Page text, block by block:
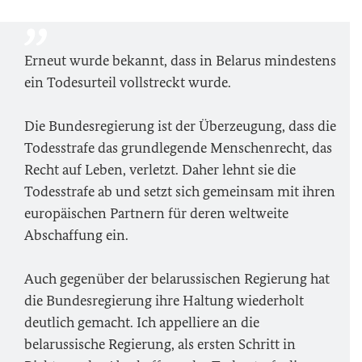
Erneut wurde bekannt, dass in Belarus mindestens
ein Todesurteil vollstreckt wurde.
Die Bundesregierung ist der Überzeugung, dass die
Todesstrafe das grundlegende Menschenrecht, das
Recht auf Leben, verletzt. Daher lehnt sie die
Todesstrafe ab und setzt sich gemeinsam mit ihren
europäischen Partnern für deren weltweite
Abschaffung ein.
Auch gegenüber der belarussischen Regierung hat
die Bundesregierung ihre Haltung wiederholt
deutlich gemacht. Ich appelliere an die
belarussische Regierung, als ersten Schritt in